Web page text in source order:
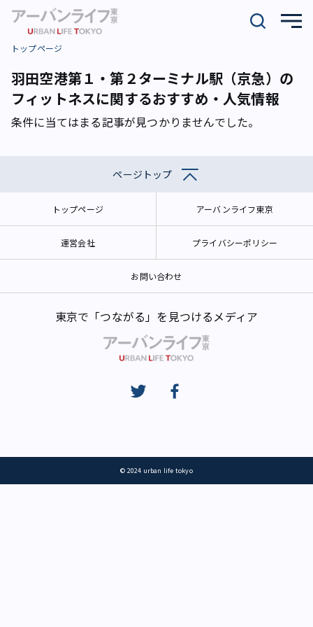
トップページ
羽田空港第１・第２ターミナル駅（京急）の
フィットネスに関するおすすめ・人気情報
条件に当てはまる記事が見つかりませんでした。
ページトップ
トップページ アーバンライフ東京
運営会社 プライバシーポリシー
お問い合わせ
東京で「つながる」を見つけるメディア
© 2024 urban life tokyo